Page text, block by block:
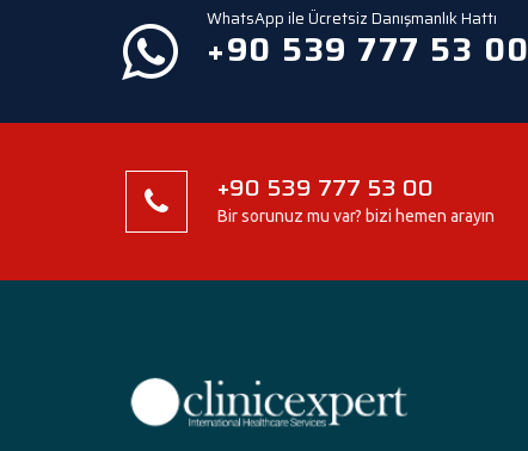
WhatsApp ile Ücretsiz Danışmanlık Hattı
+90 539 777 53 00
+90 539 777 53 00
Bir sorunuz mu var? bizi hemen arayın